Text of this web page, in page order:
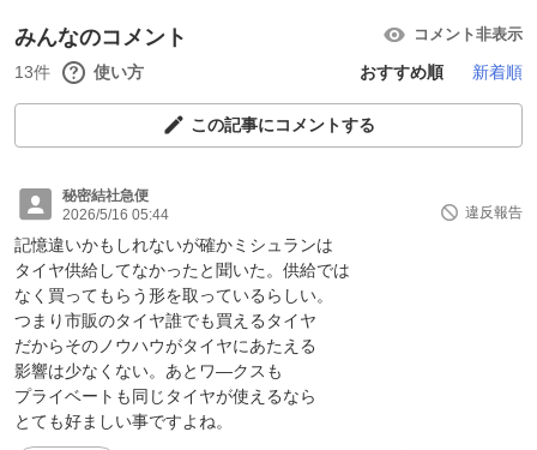
みんなのコメント コメント非表示
13件 使い方 おすすめ順 新着順
この記事にコメントする
秘密結社急便
2026/5/16 05:44
違反報告
記憶違いかもしれないが確かミシュランは
タイヤ供給してなかったと聞いた。供給では
なく買ってもらう形を取っているらしい。
つまり市販のタイヤ誰でも買えるタイヤ
だからそのノウハウがタイヤにあたえる
影響は少なくない。あとワ―クスも
プライベートも同じタイヤが使えるなら
とても好ましい事ですよね。